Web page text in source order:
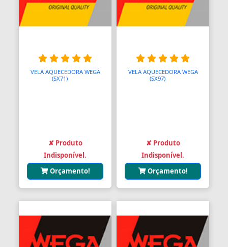
VELA AQUECEDORA WEGA
(SX71)
✘ Produto
Indisponível.
Orçamento!
VELA AQUECEDORA WEGA
(SX97)
✘ Produto
Indisponível.
Orçamento!